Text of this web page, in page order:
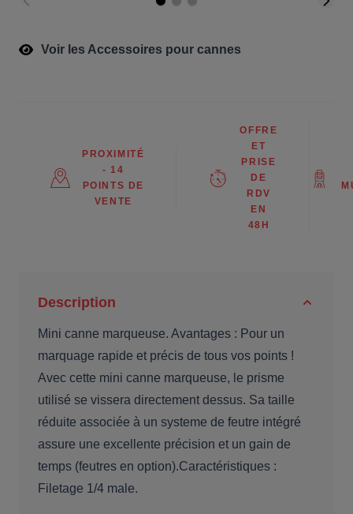
Voir les Accessoires pour cannes
PROXIMITÉ
- 14
POINTS DE
VENTE
OFFRE
ET
PRISE
DE
RDV
EN
48H
Description
Mini canne marqueuse. Avantages : Pour un
marquage rapide et précis de tous vos points !
Avec cette mini canne marqueuse, le prisme
utilisé se vissera directement dessus. Sa taille
réduite associée à un systeme de feutre intégré
assure une excellente précision et un gain de
temps (feutres en option).Caractéristiques :
Filetage 1/4 male.